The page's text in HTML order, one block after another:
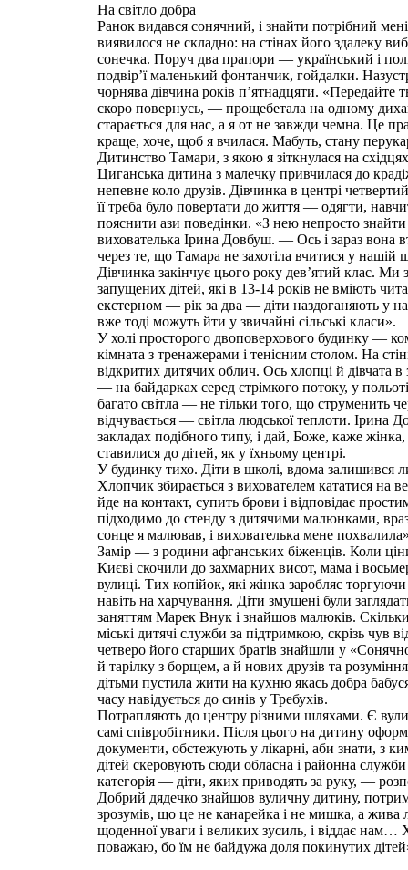
На світло добра
Ранок видався сонячний, і знайти потрібний
виявилося не складно: на стінах його здалеку
сонечка. Поруч два прапори — український і
подвір’ї маленький фонтанчик, гойдалки.
чорнява дівчина років п’ятнадцяти. «Передайте
скоро повернусь, — прощебетала на одному
старається для нас, а я от не завжди чемна. Це
краще, хоче, щоб я вчилася. Мабуть, стану
Дитинство Тамари, з якою я зіткнулася на
Циганська дитина з малечку привчилася до
непевне коло друзів. Дівчинка в центрі
її треба було повертати до життя — одягти,
пояснити ази поведінки. «З нею непросто знайти
вихователька Ірина Довбуш. — Ось і зараз вона
через те, що Тамара не захотіла вчитися у нашій
Дівчинка закінчує цього року дев’ятий клас. Ми
запущених дітей, які в 13-14 років не вміють
екстерном — рік за два — діти наздоганяють у
вже тоді можуть йти у звичайні сільські класи».
У холі просторого двоповерхового будинку —
кімната з тренажерами і тенісним столом. На
відкритих дитячих облич. Ось хлопці й дівчата в
— на байдарках серед стрімкого потоку, у
багато світла — не тільки того, що струменить
відчувається — світла людської теплоти. Ірина
закладах подібного типу, і дай, Боже, каже
ставилися до дітей, як у їхньому центрі.
У будинку тихо. Діти в школі, вдома залишився
Хлопчик збирається з вихователем кататися на
йде на контакт, супить брови і відповідає
підходимо до стенду з дитячими малюнками,
сонце я малював, і вихователька мене
Замір — з родини афганських біженців. Коли
Києві скочили до захмарних висот, мама і
вулиці. Тих копійок, які жінка заробляє торгуючи
навіть на харчування. Діти змушені були
заняттям Марек Внук і знайшов малюків. Скільки
міські дитячі служби за підтримкою, скрізь чув
четверо його старших братів знайшли у
й тарілку з борщем, а й нових друзів та
дітьми пустила жити на кухню якась добра
часу навідується до синів у Требухів.
Потрапляють до центру різними шляхами. Є
самі співробітники. Після цього на дитину
документи, обстежують у лікарні, аби знати, з
дітей скеровують сюди обласна і районна служби
категорія — діти, яких приводять за руку, —
Добрий дядечко знайшов вуличну дитину,
зрозумів, що це не канарейка і не мишка, а жива
щоденної уваги і великих зусиль, і віддає
поважаю, бо їм не байдужа доля покинутих